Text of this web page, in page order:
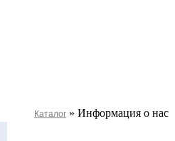
Каталог » Информация о нас